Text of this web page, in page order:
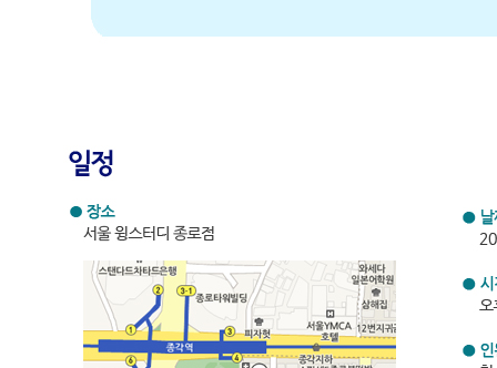
해외여행을 훌쩍 떠나고 싶은 그대 이번 방학
여행계획 세우기 막막한 그대 그대들을 위한,
개학, 중간고사, 기말고사까지 쉴 틈 없이 달려오다보니 벌
이 정말 많았는데, 막상 여름방학이 다가오니 무엇을 어떻게
서 꼭 한 번씩은 하는 말, '대학생 방학 때 해외 한 번쯤은 나
넷에서 떠도는 정보만 믿고 무작정 떠나기에는 두려움이 앞